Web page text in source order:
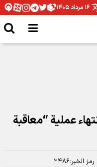
۱۶ مرداد ۱۴۰۵
عملية “معاقبة
رمز الخبر:۲۴۸۶